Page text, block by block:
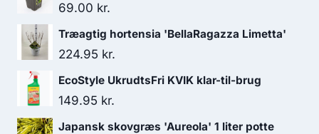
69.00 kr.
Træagtig hortensia 'BellaRagazza Limetta'
224.95 kr.
EcoStyle UkrudtsFri KVIK klar-til-brug
149.95 kr.
Japansk skovgræs 'Aureola' 1 liter potte